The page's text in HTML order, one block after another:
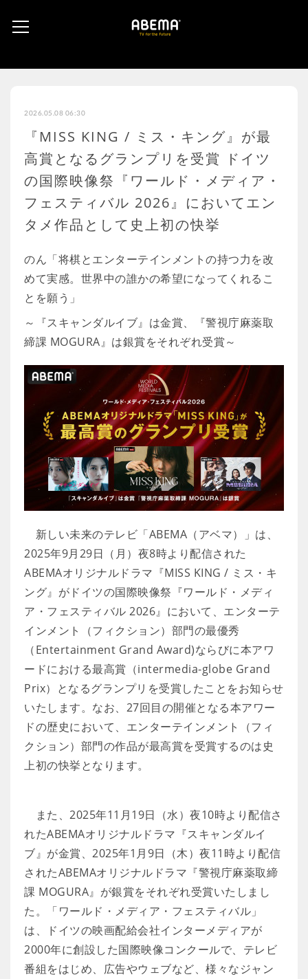
2026.05.08 06:30
『MISS KING / ミス・キング』が最
高賞となるグランプリを受賞 ドイツ
の国際映像祭『ワールド・メディア・
フェスティバル 2026』においてエン
タメ作品として史上初の快挙
のん「将棋とエンターテインメントの持つ力を改
めて実感。世界中の誰かの希望になってくれるこ
とを願う」
～『スキャンダルイブ』は金賞、『警視庁麻薬取
締課 MOGURA』は銀賞をそれぞれ受賞～
新しい未来のテレビ「ABEMA（アベマ）」は、
2025年9月29日（月）夜8時より配信された
ABEMAオリジナルドラマ『MISS KING / ミス・キ
ング』がドイツの国際映像祭『ワールド・メディ
ア・フェスティバル 2026』において、エンターテ
インメント（フィクション）部門の最優秀
（Entertainment Grand Award)ならびに本アワ
ードにおける最高賞（intermedia-globe Grand
Prix）となるグランプリを受賞したことをお知らせ
いたします。なお、27回目の開催となる本アワー
ドの歴史において、エンターテインメント（フィ
クション）部門の作品が最高賞を受賞するのは史
上初の快挙となります。
また、2025年11月19日（水）夜10時より配信さ
れたABEMAオリジナルドラマ『スキャンダルイ
ブ』が金賞、2025年1月9日（木）夜11時より配信
されたABEMAオリジナルドラマ『警視庁麻薬取締
課 MOGURA』が銀賞をそれぞれ受賞いたしまし
た。「ワールド・メディア・フェスティバル」
は、ドイツの映画配給会社インターメディアが
2000年に創設した国際映像コンクールで、テレビ
番組をはじめ、広告やウェブなど、様々なジャン